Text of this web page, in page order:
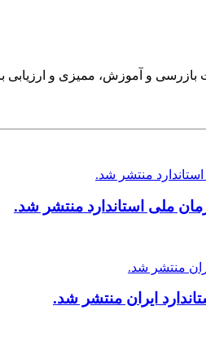
ملی استاندارد منتشر شد.
ایران منتشر شد.